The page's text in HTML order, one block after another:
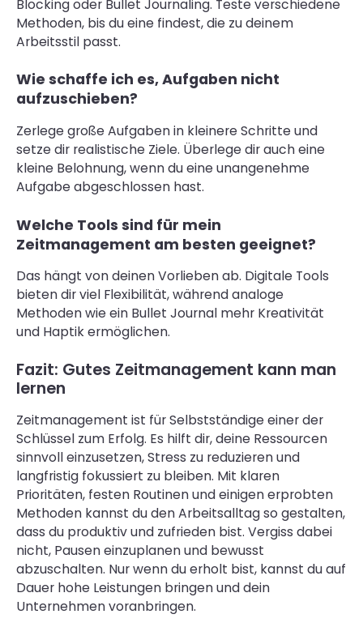
Blocking oder Bullet Journaling. Teste verschiedene
Methoden, bis du eine findest, die zu deinem
Arbeitsstil passt.
Wie schaffe ich es, Aufgaben nicht
aufzuschieben?
Zerlege große Aufgaben in kleinere Schritte und
setze dir realistische Ziele. Überlege dir auch eine
kleine Belohnung, wenn du eine unangenehme
Aufgabe abgeschlossen hast.
Welche Tools sind für mein
Zeitmanagement am besten geeignet?
Das hängt von deinen Vorlieben ab. Digitale Tools
bieten dir viel Flexibilität, während analoge
Methoden wie ein Bullet Journal mehr Kreativität
und Haptik ermöglichen.
Fazit: Gutes Zeitmanagement kann man
lernen
Zeitmanagement ist für Selbstständige einer der
Schlüssel zum Erfolg. Es hilft dir, deine Ressourcen
sinnvoll einzusetzen, Stress zu reduzieren und
langfristig fokussiert zu bleiben. Mit klaren
Prioritäten, festen Routinen und einigen erprobten
Methoden kannst du den Arbeitsalltag so gestalten,
dass du produktiv und zufrieden bist. Vergiss dabei
nicht, Pausen einzuplanen und bewusst
abzuschalten. Nur wenn du erholt bist, kannst du auf
Dauer hohe Leistungen bringen und dein
Unternehmen voranbringen.